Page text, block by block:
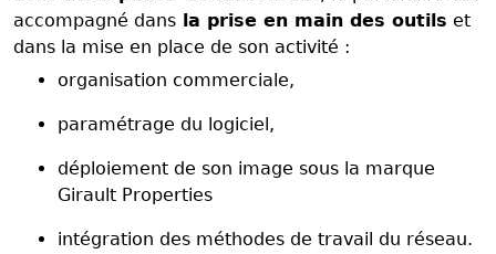
accompagné dans la prise en main des outils et
dans la mise en place de son activité :
organisation commerciale,
paramétrage du logiciel,
déploiement de son image sous la marque
Girault Properties
intégration des méthodes de travail du réseau.